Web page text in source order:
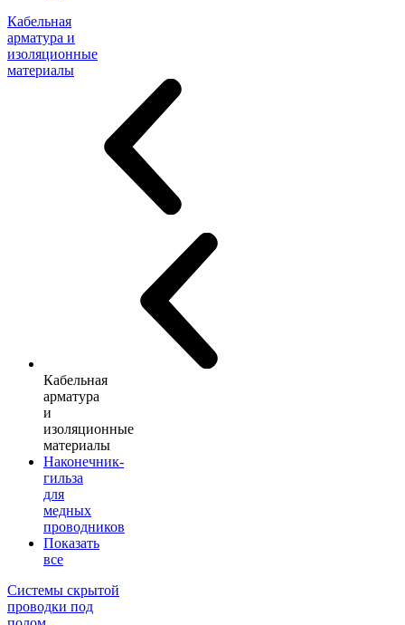
Кабельная
арматура и
изоляционные
материалы
Кабельная
арматура
и
изоляционные
материалы
Наконечник-
гильза
для
медных
проводников
Показать
все
Системы скрытой
проводки под